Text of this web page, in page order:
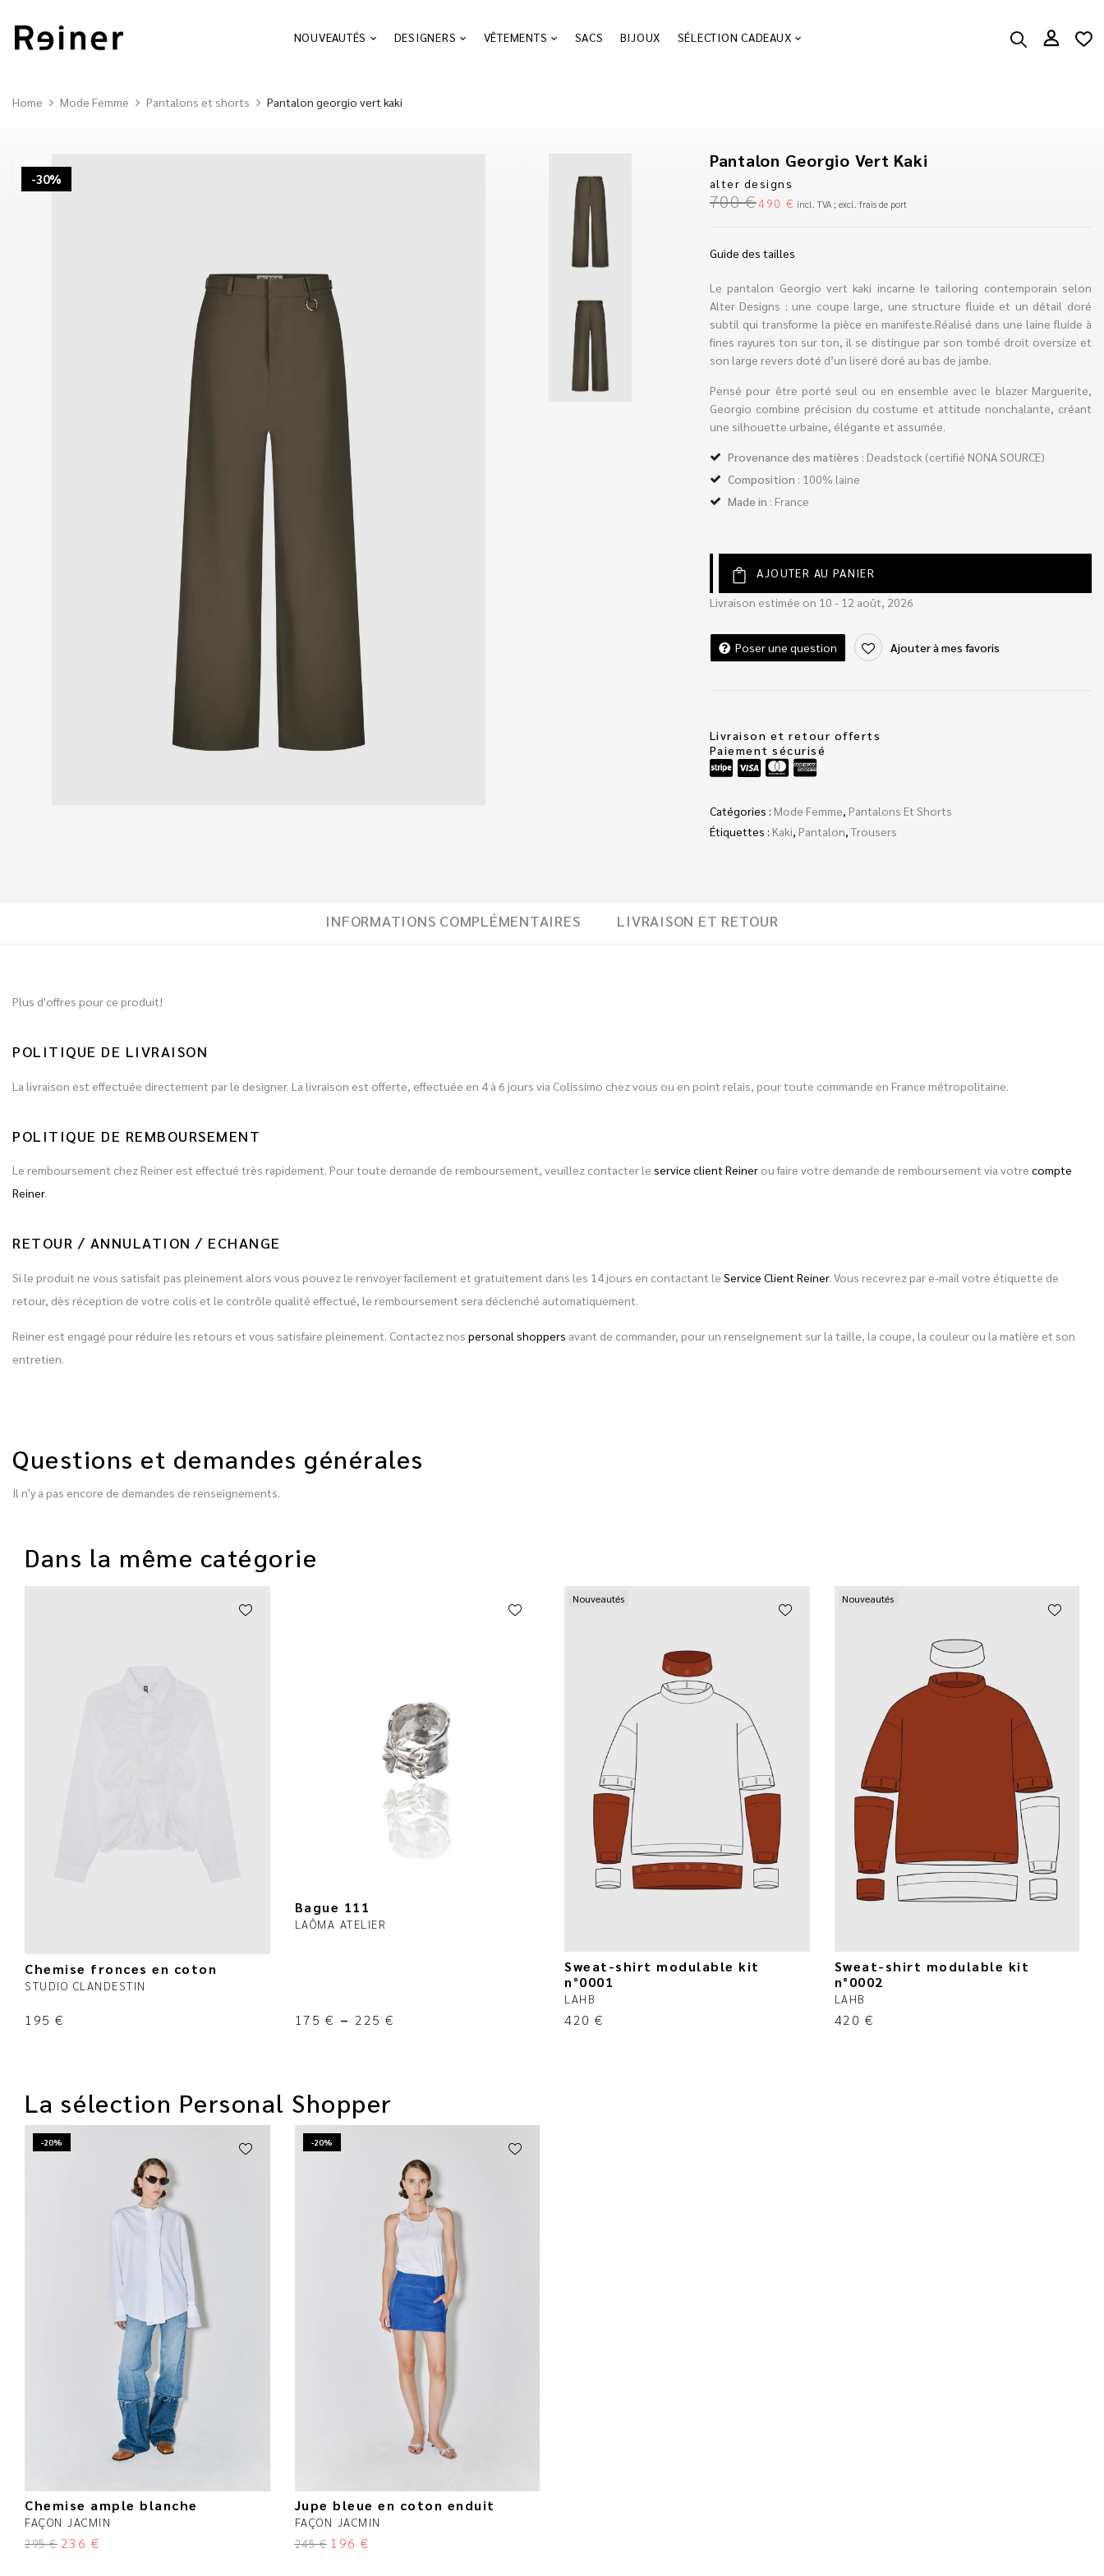
NOUVEAUTÉS DESIGNERS VÊTEMENTS SACS BIJOUX SÉLECTION CADEAUX
Home Mode Femme Pantalons et shorts Pantalon georgio vert kaki
-30%
Pantalon Georgio Vert Kaki
alter designs
700€490€ incl. TVA ; excl. frais de port
Guide des tailles
Le pantalon Georgio vert kaki incarne le tailoring contemporain selon
Alter Designs : une coupe large, une structure fluide et un détail doré
subtil qui transforme la pièce en manifeste.Réalisé dans une laine fluide à
fines rayures ton sur ton, il se distingue par son tombé droit oversize et
son large revers doté d’un liseré doré au bas de jambe.
Pensé pour être porté seul ou en ensemble avec le blazer Marguerite,
Georgio combine précision du costume et attitude nonchalante, créant
une silhouette urbaine, élégante et assumée.
Provenance des matières : Deadstock (certifié NONA SOURCE)
Composition : 100% laine
Made in : France
AJOUTER AU PANIER
Livraison estimée on 10 - 12 août, 2026
Poser une question Ajouter à mes favoris
Livraison et retour offerts
Paiement sécurisé
Catégories : Mode Femme, Pantalons Et Shorts
Étiquettes : Kaki, Pantalon, Trousers
INFORMATIONS COMPLÉMENTAIRES LIVRAISON ET RETOUR
Plus d'offres pour ce produit!
POLITIQUE DE LIVRAISON
La livraison est effectuée directement par le designer. La livraison est offerte, effectuée en 4 à 6 jours via Colissimo chez vous ou en point relais, pour toute commande en France métropolitaine.
POLITIQUE DE REMBOURSEMENT
Le remboursement chez Reiner est effectué très rapidement. Pour toute demande de remboursement, veuillez contacter le service client Reiner ou faire votre demande de remboursement via votre compte
Reiner.
RETOUR / ANNULATION / ECHANGE
Si le produit ne vous satisfait pas pleinement alors vous pouvez le renvoyer facilement et gratuitement dans les 14 jours en contactant le Service Client Reiner. Vous recevrez par e-mail votre étiquette de
retour, dès réception de votre colis et le contrôle qualité effectué, le remboursement sera déclenché automatiquement.
Reiner est engagé pour réduire les retours et vous satisfaire pleinement. Contactez nos personal shoppers avant de commander, pour un renseignement sur la taille, la coupe, la couleur ou la matière et son
entretien.
Questions et demandes générales
Il n'y a pas encore de demandes de renseignements.
Dans la même catégorie
Chemise fronces en coton
STUDIO CLANDESTIN
195 €
Bague 111
LAÔMA ATELIER
175 € – 225 €
Nouveautés
Sweat-shirt modulable kit
n°0001
LAHB
420 €
Nouveautés
Sweat-shirt modulable kit
n°0002
LAHB
420 €
La sélection Personal Shopper
-20%
Chemise ample blanche
FAÇON JACMIN
295€ 236 €
-20%
Jupe bleue en coton enduit
FAÇON JACMIN
245€ 196 €